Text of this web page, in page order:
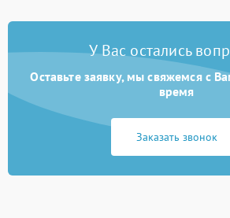
У Вас остались
Оставьте заявку, мы свяжемся с
время
Заказать звонок